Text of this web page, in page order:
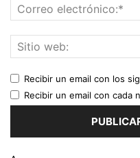
Recibir un email con los
Recibir un email con cada